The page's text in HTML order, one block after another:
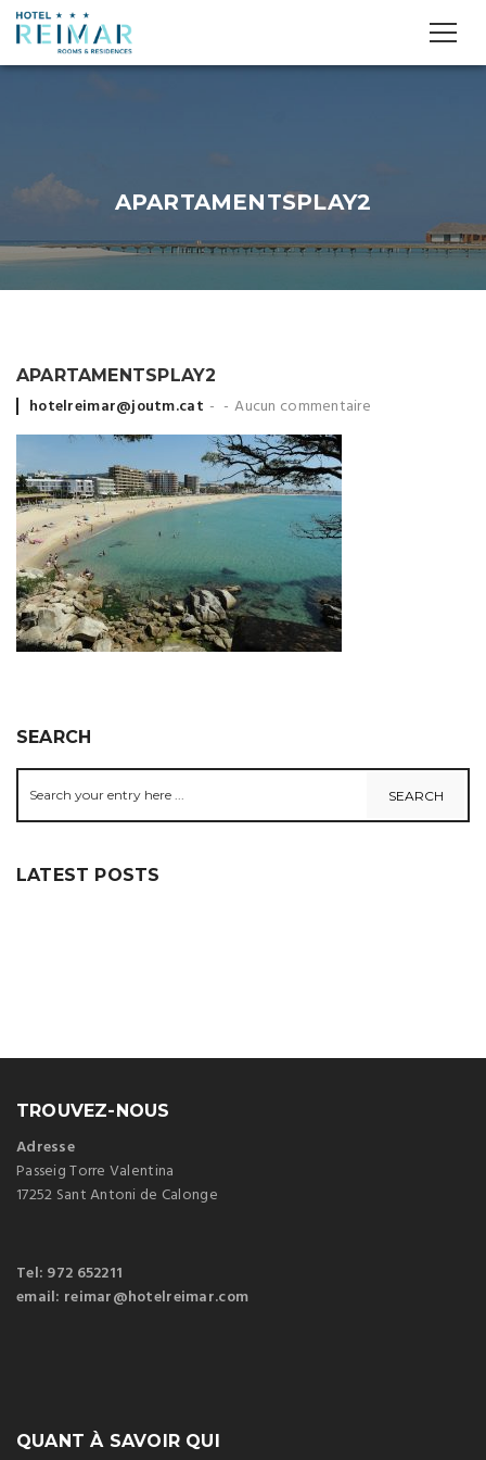
APARTAMENTSPLAY2
APARTAMENTSPLAY2
Posted
by
hotelreimar@joutm.cat Aucun commentaire
SEARCH
LATEST POSTS
TROUVEZ-NOUS
Adresse
Passeig Torre Valentina
17252 Sant Antoni de Calonge
Tel: 972 652211
email: reimar@hotelreimar.com
QUANT À SAVOIR QUI